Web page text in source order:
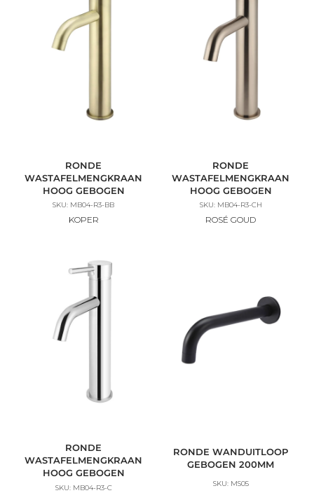
KOPER
RONDE
WASTAFELMENGKRAAN
HOOG GEBOGEN
SKU: MB04-R3-BB
ROSÉ GOUD
RONDE
WASTAFELMENGKRAAN
HOOG GEBOGEN
SKU: MB04-R3-CH
RONDE
WASTAFELMENGKRAAN
HOOG GEBOGEN
SKU: MB04-R3-C
RONDE WANDUITLOOP
GEBOGEN 200MM
SKU: MS05